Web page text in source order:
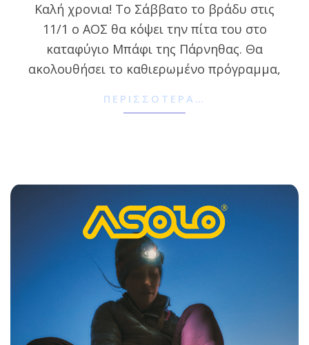
Καλή χρονια! Το Σάββατο το βράδυ στις
11/1 ο ΑΟΣ θα κόψει την πίτα του στο
καταφύγιο Μπάφι της Πάρνηθας. Θα
ακολουθήσει το καθιερωμένο πρόγραμμα,
ΠΕΡΙΣΣΌΤΕΡΑ…